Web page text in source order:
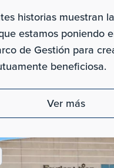
historias muestran
estamos poniendo
de Gestión para
beneficiosa.
Ver más